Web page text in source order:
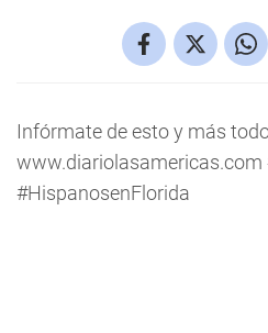
Infórmate de esto y más
www.diariolasamericas.com
#HispanosenFlorida